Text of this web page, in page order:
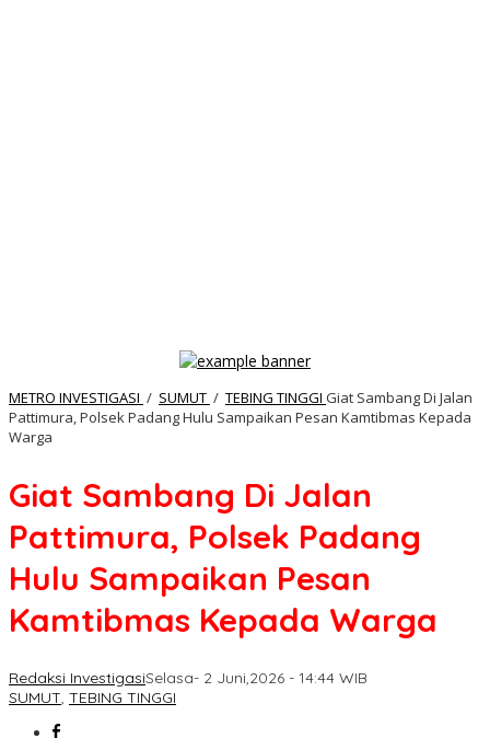
METRO INVESTIGASI / SUMUT / TEBING TINGGI Giat Sambang Di Jalan
Pattimura, Polsek Padang Hulu Sampaikan Pesan Kamtibmas Kepada
Warga
Giat Sambang Di Jalan
Pattimura, Polsek Padang
Hulu Sampaikan Pesan
Kamtibmas Kepada Warga
Redaksi InvestigasiSelasa- 2 Juni,2026 - 14:44 WIB
SUMUT, TEBING TINGGI